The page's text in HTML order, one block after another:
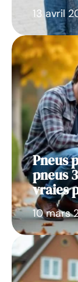
13 avril
Pneus
pneus
vraies
10 mars